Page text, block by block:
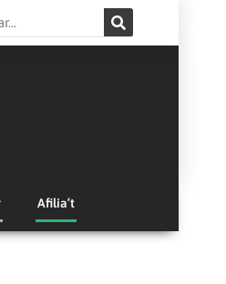
Afilia’t